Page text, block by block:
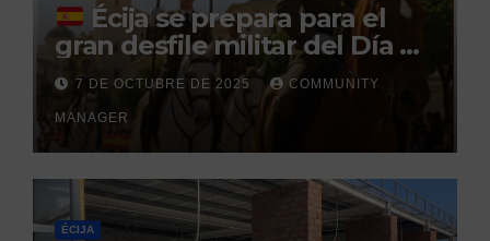
Écija se prepara para el
gran desfile militar del Día de
la Hispanidad organizado por
el Centro Militar de Cría
Caballar
7 DE OCTUBRE DE 2025 COMMUNITY
MANAGER
ÉCIJA